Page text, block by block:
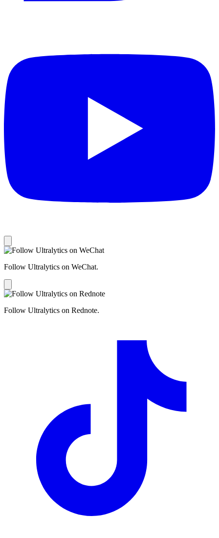
Follow Ultralytics on WeChat.
Follow Ultralytics on Rednote.